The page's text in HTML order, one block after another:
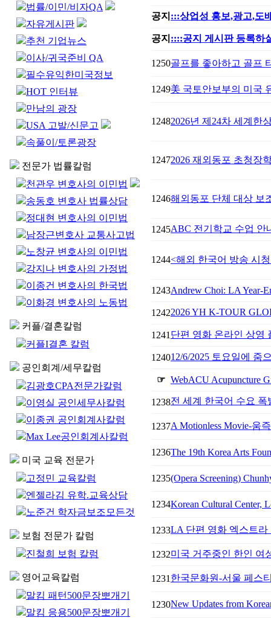
법률/이민/비자QA
자유게시판
추천 기업뉴스
이사/귀국준비 QA
필수유익한미국정보
HOT 인터뷰
만남의 광장
USA 고발/신문고
속풀이/토론광장
전문가 법률칼럼
천관우 변호사의 이민법
송동호 변호사 법률상담
정대현 변호사의 이민법
남장근변호사 교통사고법
노창균 변호사의 이민법
강지나 변호사의 가정법
이종건 변호사의 한국법
이화경 변호사의 노동법
커플/결혼칼럼
커플I결혼 칼럼
공인회계/세무칼럼
김광호CPA전문가칼럼
이영실 공인세무사칼럼
이종권 공인회계사칼럼
Max Lee공인회계사칼럼
미국 교육 전문가
고정민 교육칼럼
엔젤라김 유학.교육상담
노준건 학자금보조모든것
보험 전문가 칼럼
진철희 보험 칼럼
영어교육칼럼
말킴 패턴500문장뽀개기
말킴 응용500문장뽀개기
공지 :::상업성 홍보,광고,도
공지 ::::공지 게시판 등록하
1250골프를 좋아하고 골프
1249美 국토안보부의 미국
12482026년 제24차 세계한
12472026 재외동포 초청장
1246해외동포 단체 대상 보
1245ABC 전기학교 수업 안
1244<해외 한국어 방송 시
1243Andrew Choi: LA Year-
12422026 YH K-TOUR
1241 단편 영화 온라인 상영
124012/6/2025 토요일에 줌
☞ WebACU Acupuncture
1238전 세계 한국어 수요
1237A Motionless Movie-움
1236The 19th Korea Arts
1235(Opera Screening)
1234Korean Cultural Center,
1233LA 단편 영화 엑스트
1232미국 거주중인 한인 여
1231 한국문화원-서울 페스
1230New Updates from